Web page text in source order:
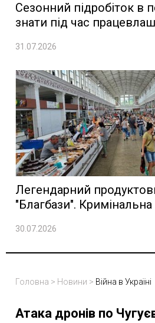
Сезонний підробіток в
знати під час
31.07.2026
Легендарний
"Благбази". Кримінальна
30.07.2026
Головна > Новини > Війна в Україні
Атака дронів по